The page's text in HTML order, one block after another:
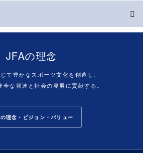
JFAの理念
て豊かなスポーツ文化を創造し、
全な発達と社会の発展に貢献する。
理念・ビジョン・バリュー